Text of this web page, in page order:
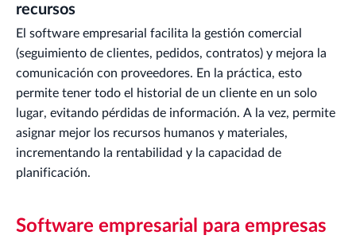
recursos
El software empresarial facilita la gestión comercial
(seguimiento de clientes, pedidos, contratos) y mejora la
comunicación con proveedores. En la práctica, esto
permite tener todo el historial de un cliente en un solo
lugar, evitando pérdidas de información. A la vez, permite
asignar mejor los recursos humanos y materiales,
incrementando la rentabilidad y la capacidad de
planificación.
Software empresarial para empresas